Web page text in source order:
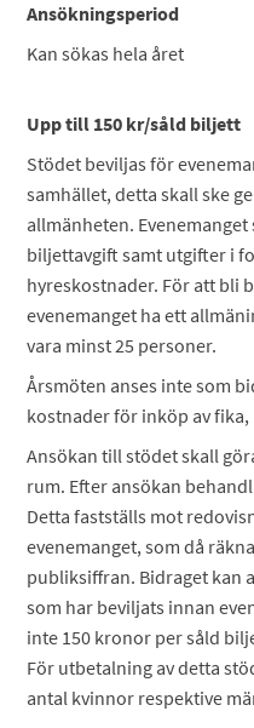
Ansökningsperiod
Kan sökas hela året
Upp till 150 kr/såld biljett
Stödet beviljas för
samhället, detta skall ske
allmänheten.
biljettavgift samt utgifter i
hyreskostnader. För att bli
evenemanget ha ett
vara minst 25 personer.
Årsmöten anses inte som
kostnader för inköp av
Ansökan till stödet skall
rum. Efter ansökan
Detta fastställs mot
evenemanget, som då
publiksiffran. Bidraget kan
som har beviljats innan
inte 150 kronor per såld
För utbetalning av detta
antal kvinnor respektive